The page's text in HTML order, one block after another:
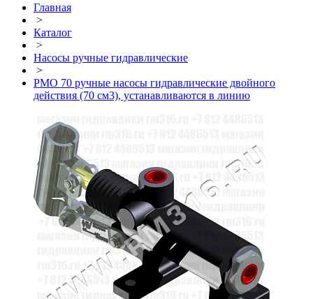
Главная
>
Каталог
>
Насосы ручные гидравлические
>
PMO 70 ручные насосы гидравлические двойного
действия (70 см3), устанавливаются в линию